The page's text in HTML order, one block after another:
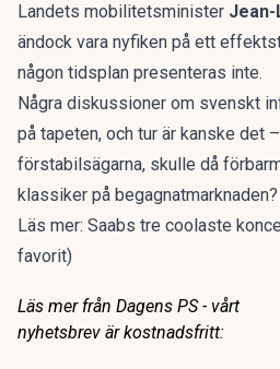
Landets mobilitetsminister Jean-
ändock vara nyfiken på ett
någon tidsplan presenteras inte.
Några diskussioner om svenskt
på tapeten, och tur är kanske det
förstabilsägarna, skulle då
klassiker på begagnatmarknaden?
Läs mer: Saabs tre coolaste
favorit)
Läs mer från Dagens PS - vårt
nyhetsbrev är kostnadsfritt: